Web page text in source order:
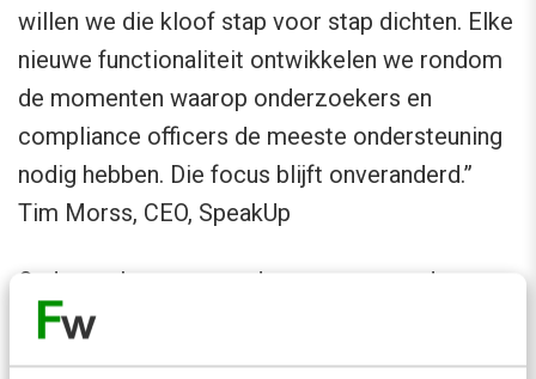
willen we die kloof stap voor stap dichten. Elke
nieuwe functionaliteit ontwikkelen we rondom
de momenten waarop onderzoekers en
compliance officers de meeste ondersteuning
nodig hebben. Die focus blijft onveranderd.”
Tim Morss, CEO, SpeakUp
Onderzoeken vormen daarvan een goed
voorbeeld. Veel teams verzamelen vandaag de
dag nog handmatig bewijs uit verschillende